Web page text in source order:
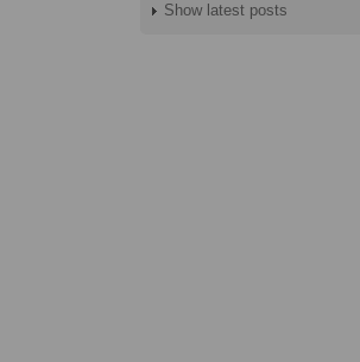
Show latest posts